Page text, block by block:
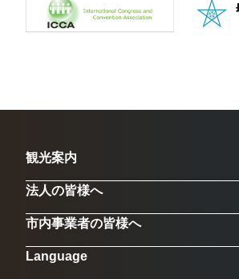
観光案内
法人の皆様へ
市内事業者の皆様へ
Language